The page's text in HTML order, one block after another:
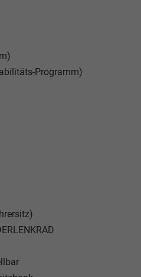
Programm)